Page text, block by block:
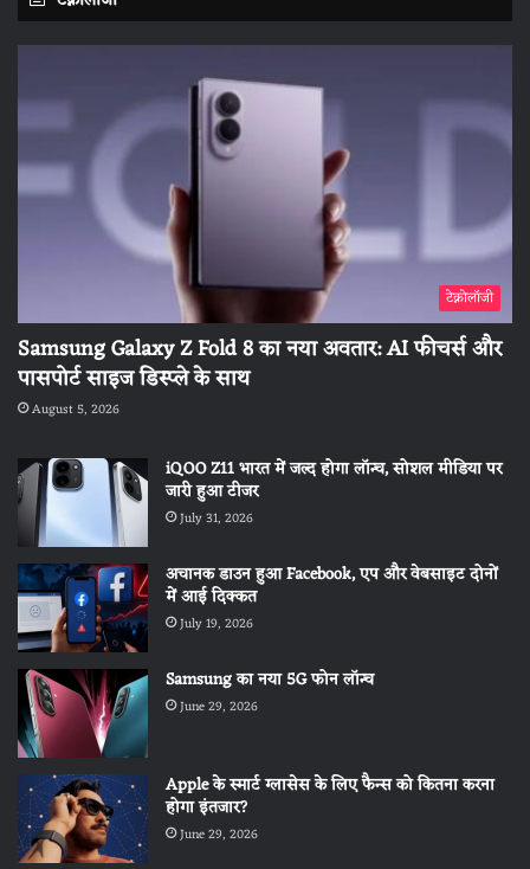
टेक्नोलॉजी
Samsung Galaxy Z Fold 8 का नया अवतार: AI फीचर्स और
पासपोर्ट साइज डिस्प्ले के साथ
August 5, 2026
iQOO Z11 भारत में जल्द होगा लॉन्च, सोशल मीडिया पर
जारी हुआ टीजर
July 31, 2026
अचानक डाउन हुआ Facebook, एप और वेबसाइट दोनों
में आई दिक्कत
July 19, 2026
Samsung का नया 5G फोन लॉन्च
June 29, 2026
Apple के स्मार्ट ग्लासेस के लिए फैन्स को कितना करना
होगा इंतजार?
June 29, 2026